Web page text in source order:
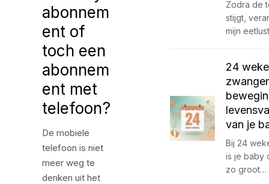
abonnem
ent of
toch een
abonnem
ent met
telefoon?
De mobiele
telefoon is niet
meer weg te
denken uit het
Zodra de
stijgt,
mijn
24
van je
Bij 24
is je baby
zo groot…